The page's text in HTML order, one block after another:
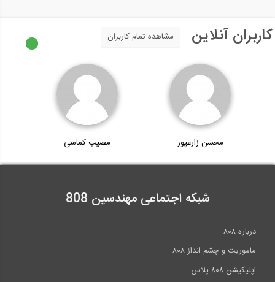
کاربران آنلاین مشاهده تمام کاربران
محسن زارعپور مصیب کماسی
شبکه اجتماعی مهندسین 808
درباره ۸۰۸
ماموریت و چشم انداز ۸۰۸
اپلیکیشن ۸۰۸ پلاس